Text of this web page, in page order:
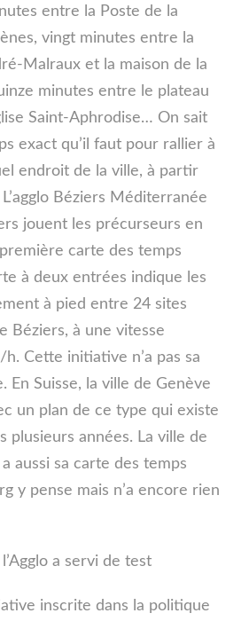
entre la Poste de la
vingt minutes entre la
Malraux et la maison de la
minutes entre le plateau
Saint-Aphrodise… On sait
exact qu’il faut pour rallier à
endroit de la ville, à partir
Béziers Méditerranée
jouent les précurseurs en
carte des temps
à deux entrées indique les
à pied entre 24 sites
Béziers, à une vitesse
Cette initiative n’a pas sa
En Suisse, la ville de Genève
un plan de ce type qui existe
plusieurs années. La ville de
aussi sa carte des temps
y pense mais n’a encore rien
a servi de test
inscrite dans la politique